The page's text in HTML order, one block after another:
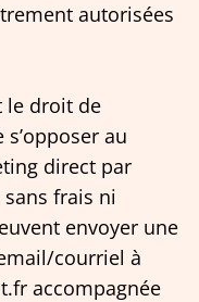
autorisées
le droit de
au
direct par
frais ni
envoyer une
courriel à
accompagnée